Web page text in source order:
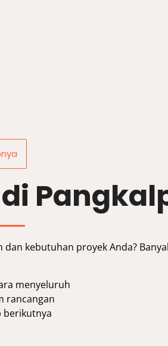
kebutuhan proyek Anda?
menyeluruh
rancangan
berikutnya